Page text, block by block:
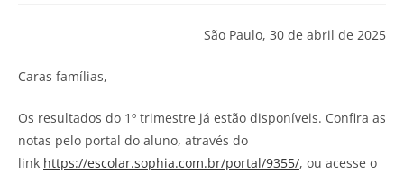
São Paulo, 30 de abril de 2025
Caras famílias,
Os resultados do 1º trimestre já estão disponíveis. Confira as
notas pelo portal do aluno, através do
link https://escolar.sophia.com.br/portal/9355/, ou acesse o